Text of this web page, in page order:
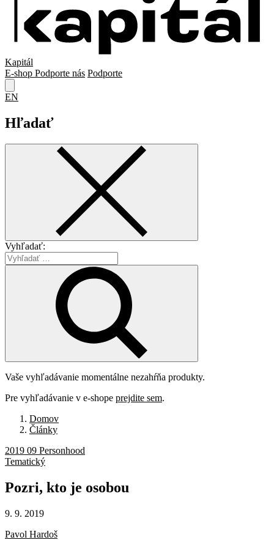
Kapitál
E-shop Podporte nás Podporte
EN
Hľadať
Vyhľadať:
Vaše vyhľadávanie momentálne nezahŕňa produkty.
Pre vyhľadávanie v e-shope prejdite sem.
Domov
Články
2019 09 Personhood
Tematický
Pozri, kto je osobou
9. 9. 2019
Pavol Hardoš